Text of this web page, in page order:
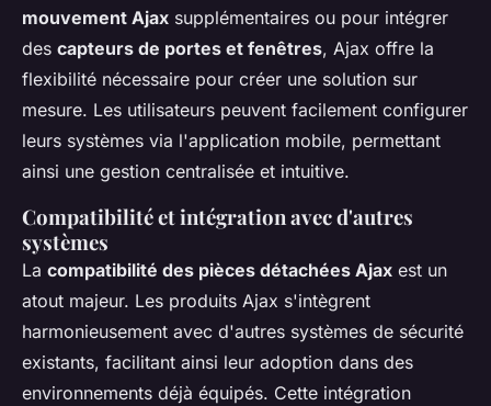
mouvement Ajax supplémentaires ou pour intégrer
des capteurs de portes et fenêtres, Ajax offre la
flexibilité nécessaire pour créer une solution sur
mesure. Les utilisateurs peuvent facilement configurer
leurs systèmes via l'application mobile, permettant
ainsi une gestion centralisée et intuitive.
Compatibilité et intégration avec d'autres
systèmes
La compatibilité des pièces détachées Ajax est un
atout majeur. Les produits Ajax s'intègrent
harmonieusement avec d'autres systèmes de sécurité
existants, facilitant ainsi leur adoption dans des
environnements déjà équipés. Cette intégration